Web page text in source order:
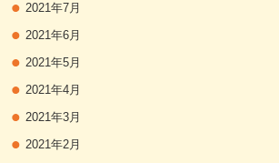
2021年7月
2021年6月
2021年5月
2021年4月
2021年3月
2021年2月